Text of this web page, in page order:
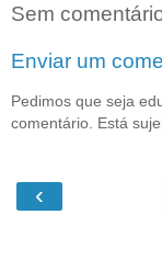
Sem
Enviar um
Pedimos que seja
comentário. Está
‹